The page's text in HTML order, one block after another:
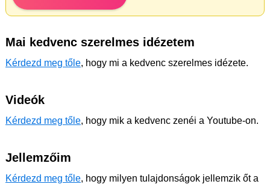
Mai kedvenc szerelmes idézetem
Kérdezd meg tőle, hogy mi a kedvenc szerelmes idézete.
Videók
Kérdezd meg tőle, hogy mik a kedvenc zenéi a Youtube-on.
Jellemzőim
Kérdezd meg tőle, hogy milyen tulajdonságok jellemzik őt a